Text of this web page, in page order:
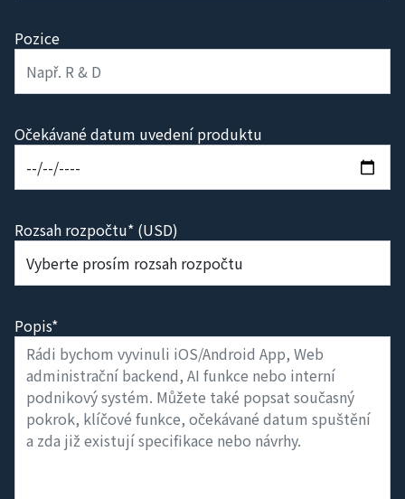
Pozice
Očekávané datum uvedení produktu
Rozsah rozpočtu* (USD)
Popis*